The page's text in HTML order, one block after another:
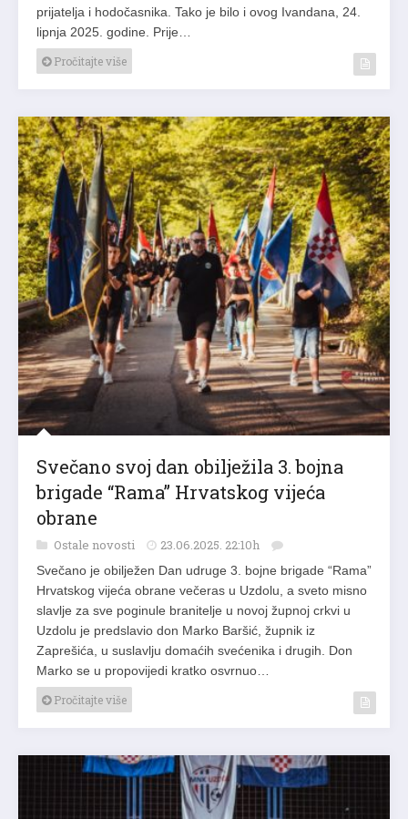
prijatelja i hodočasnika. Tako je bilo i ovog Ivandana, 24.
lipnja 2025. godine. Prije…
Pročitajte više
Svečano svoj dan obilježila 3. bojna
brigade “Rama” Hrvatskog vijeća
obrane
Ostale novosti 23.06.2025. 22:10h
Svečano je obilježen Dan udruge 3. bojne brigade “Rama”
Hrvatskog vijeća obrane večeras u Uzdolu, a sveto misno
slavlje za sve poginule branitelje u novoj župnoj crkvi u
Uzdolu je predslavio don Marko Baršić, župnik iz
Zaprešića, u suslavlju domaćih svećenika i drugih. Don
Marko se u propovijedi kratko osvrnuo…
Pročitajte više